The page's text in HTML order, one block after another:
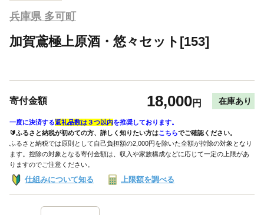
兵庫県 多可町
加賀鳶極上原酒・悠々セット[153]
寄付金額 18,000円 在庫あり
一度に決済する返礼品数は３つ以内を推奨しております。
🔰ふるさと納税が初めての方、詳しく知りたい方はこちらでご確認ください。
ふるさと納税では原則として自己負担額の2,000円を除いた全額が控除の対象となり
ます。控除の対象となる寄付金額は、収入や家族構成などに応じて一定の上限があ
りますのでご注意ください。
仕組みについて知る 上限額を調べる